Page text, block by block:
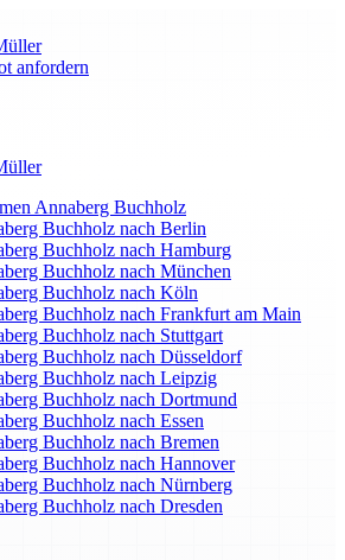
anfordern
Annaberg Buchholz
Buchholz nach Berlin
Buchholz nach Hamburg
Buchholz nach München
Buchholz nach Köln
Buchholz nach Frankfurt am Main
Buchholz nach Stuttgart
Buchholz nach Düsseldorf
Buchholz nach Leipzig
Buchholz nach Dortmund
Buchholz nach Essen
Buchholz nach Bremen
Buchholz nach Hannover
Buchholz nach Nürnberg
Buchholz nach Dresden